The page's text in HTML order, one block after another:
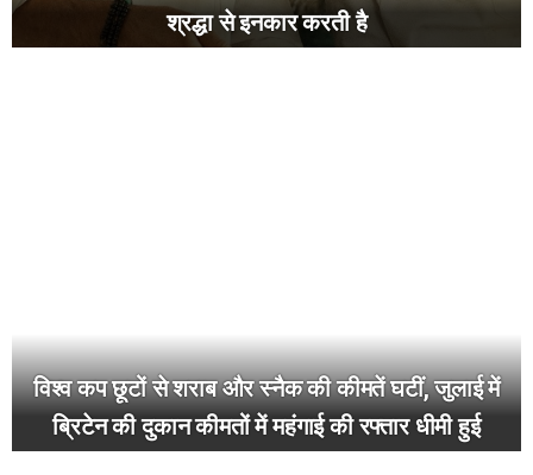
श्रद्धा से इनकार करती है
विश्व कप छूटों से शराब और स्नैक की कीमतें घटीं, जुलाई में
ब्रिटेन की दुकान कीमतों में महंगाई की रफ्तार धीमी हुई